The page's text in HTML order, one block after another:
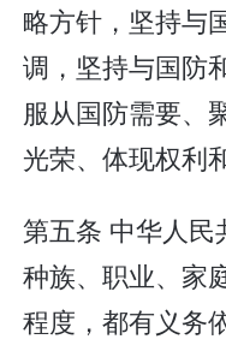
略方针，坚持与
调，坚持与国防
服从国防需要、
光荣、体现权利
第五条 中华人民
种族、职业、家
程度，都有义务